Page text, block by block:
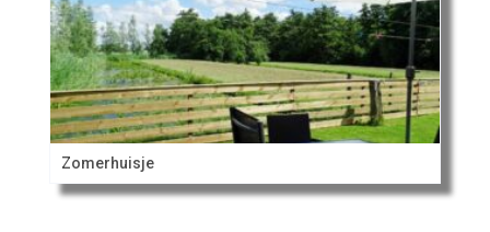
Zomerhuisje